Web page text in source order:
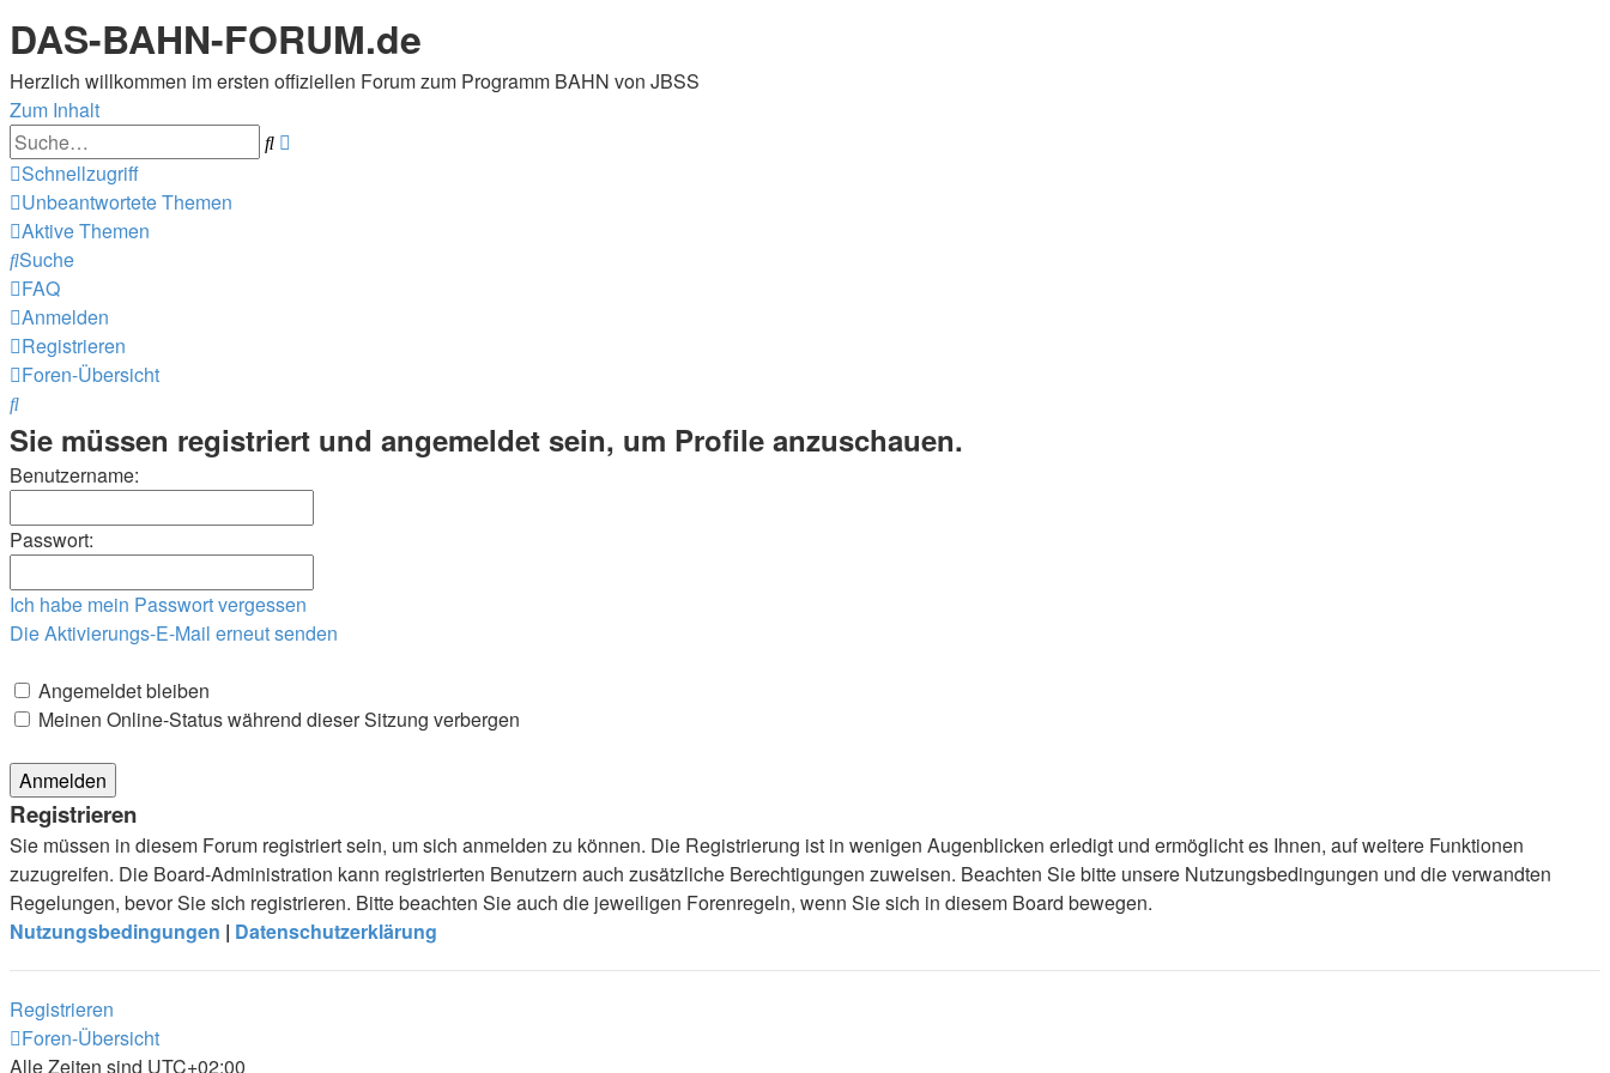
DAS-BAHN-FORUM.de
Herzlich willkommen im ersten offiziellen Forum zum Programm BAHN von JBSS
Zum Inhalt
Suche
Schnellzugriff
Unbeantwortete Themen
Aktive Themen
Suche
FAQ
Anmelden
Registrieren
Foren-Übersicht
Suche
Sie müssen registriert und angemeldet sein, um Profile anzuschauen.
Benutzername:
Passwort:
Ich habe mein Passwort vergessen
Die Aktivierungs-E-Mail erneut senden
Angemeldet bleiben
Meinen Online-Status während dieser Sitzung verbergen
Registrieren
Sie müssen in diesem Forum registriert sein, um sich anmelden zu können. Die Registrierung ist in wenigen Augenblicken erledigt und ermöglicht es Ihnen, auf weitere Funktionen
zuzugreifen. Die Board-Administration kann registrierten Benutzern auch zusätzliche Berechtigungen zuweisen. Beachten Sie bitte unsere Nutzungsbedingungen und die verwandten
Regelungen, bevor Sie sich registrieren. Bitte beachten Sie auch die jeweiligen Forenregeln, wenn Sie sich in diesem Board bewegen.
Nutzungsbedingungen | Datenschutzerklärung
Registrieren
Foren-Übersicht
Alle Zeiten sind UTC+02:00